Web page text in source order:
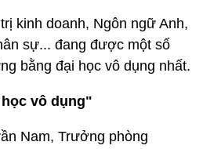
kinh doanh, Ngôn ngữ Anh,
sự... đang được một số
bằng đại học vô dụng nhất.
vô dụng"
Nam, Trưởng phòng